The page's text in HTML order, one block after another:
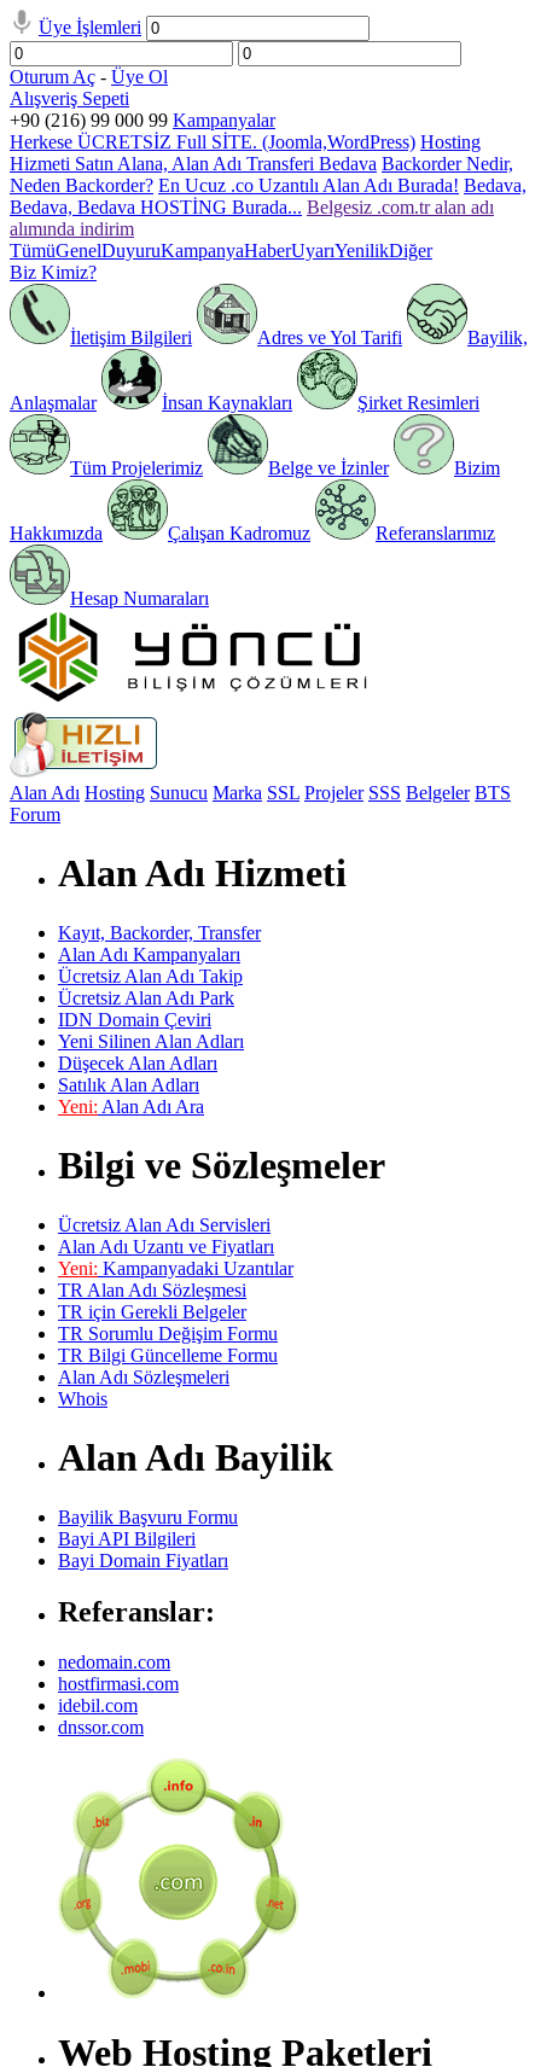
Üye İşlemleri
Oturum Aç - Üye Ol
Alışveriş Sepeti
+90 (216) 99 000 99 Kampanyalar
Herkese ÜCRETSİZ Full SİTE. (Joomla,WordPress) Hosting
Hizmeti Satın Alana, Alan Adı Transferi Bedava Backorder Nedir,
Neden Backorder? En Ucuz .co Uzantılı Alan Adı Burada! Bedava,
Bedava, Bedava HOSTİNG Burada... Belgesiz .com.tr alan adı
alımında indirim
TümüGenelDuyuruKampanyaHaberUyarıYenilikDiğer
Biz Kimiz?
İletişim Bilgileri Adres ve Yol Tarifi Bayilik,
Anlaşmalar İnsan Kaynakları Şirket Resimleri
Tüm Projelerimiz Belge ve İzinler Bizim
Hakkımızda Çalışan Kadromuz Referanslarımız
Hesap Numaraları
Alan Adı Hosting Sunucu Marka SSL Projeler SSS Belgeler BTS
Forum
Alan Adı Hizmeti
Kayıt, Backorder, Transfer
Alan Adı Kampanyaları
Ücretsiz Alan Adı Takip
Ücretsiz Alan Adı Park
IDN Domain Çeviri
Yeni Silinen Alan Adları
Düşecek Alan Adları
Satılık Alan Adları
Yeni: Alan Adı Ara
Bilgi ve Sözleşmeler
Ücretsiz Alan Adı Servisleri
Alan Adı Uzantı ve Fiyatları
Yeni: Kampanyadaki Uzantılar
TR Alan Adı Sözleşmesi
TR için Gerekli Belgeler
TR Sorumlu Değişim Formu
TR Bilgi Güncelleme Formu
Alan Adı Sözleşmeleri
Whois
Alan Adı Bayilik
Bayilik Başvuru Formu
Bayi API Bilgileri
Bayi Domain Fiyatları
Referanslar:
nedomain.com
hostfirmasi.com
idebil.com
dnssor.com
Web Hosting Paketleri